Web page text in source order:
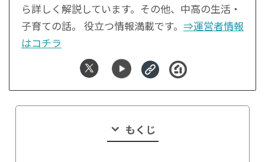
ら詳しく解説しています。その他、中高の生活・
子育ての話。 役立つ情報満載です。 ⇒運営者情報
はコチラ
もくじ